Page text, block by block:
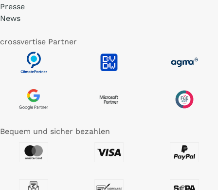
Presse
News
crossvertise Partner
Bequem und sicher bezahlen